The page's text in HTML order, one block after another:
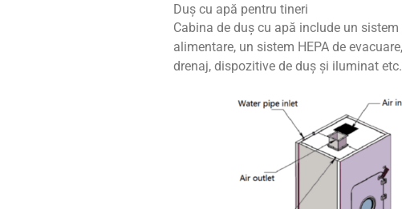
Duș cu apă pentru tineri
Cabina de duș cu apă include un
alimentare, un sistem HEPA de
drenaj, dispozitive de duș și iluminat etc.